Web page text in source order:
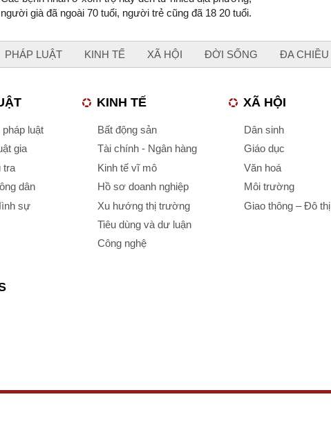
người già đã ngoài 70 tuổi, người trẻ cũng đã 18 20 tuổi.
PHÁP LUẬT KINH TẾ XÃ HỘI ĐỜI SỐNG ĐA CHIỀU
luật
gia
tra
dân
sự
KINH TẾ
Bất động sản
Tài chính - Ngân hàng
Kinh tế vĩ mô
Hồ sơ doanh nghiệp
Xu hướng thị trường
Tiêu dùng và dư luận
Công nghệ
XÃ HỘI
Dân sinh
Giáo dục
Văn hoá
Môi trường
Giao thông – Đô thị